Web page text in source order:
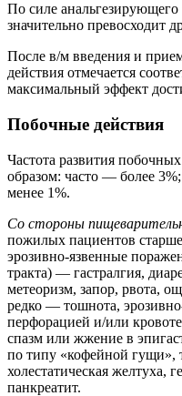
По силе
значительно превосходит
После в/м введения и
действия отмечается
максимальный эффект
Побочные действия
Частота развития
образом: часто — более
менее 1%.
Со стороны
пожилых пациентов
эрозивно-язвенные
тракта) — гастралгия,
метеоризм, запор, рвота,
редко — тошнота,
перфорацией и/или
спазм или жжение в
по типу «кофейной гущи»,
холестатическая желтуха,
панкреатит.